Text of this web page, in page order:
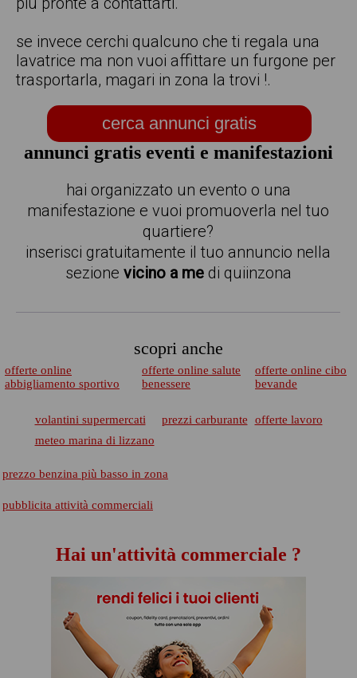
se invece cerchi qualcuno che ti regala una
lavatrice ma non vuoi affittare un furgone per
trasportarla, magari in zona la trovi !.
cerca annunci gratis
annunci gratis eventi e manifestazioni
hai organizzato un evento o una
manifestazione e vuoi promuoverla nel tuo
quartiere?
inserisci gratuitamente il tuo annuncio nella
sezione vicino a medi quiinzona
scopri anche
offerte online
abbigliamento sportivo
offerte online salute
benessere
offerte online cibo
bevande
volantini supermercati prezzi carburante
offerte lavoro
meteo marina di lizzano
prezzo benzina più basso in zona
pubblicita attività commerciali
Hai un'attività commerciale ?